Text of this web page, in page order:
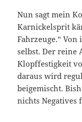
Nun sagt mein
Karnickelsprit
Fahrzeuge.“
selbst. Der reine
Klopffestigkeit
daraus wird
beigemischt.
nichts Negatives